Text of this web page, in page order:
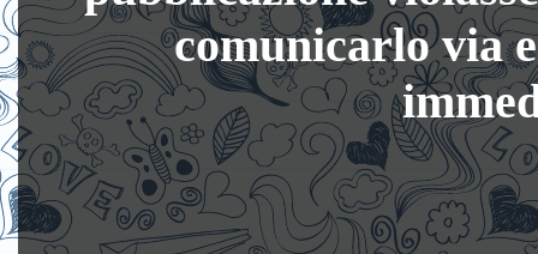
comunicarlo via